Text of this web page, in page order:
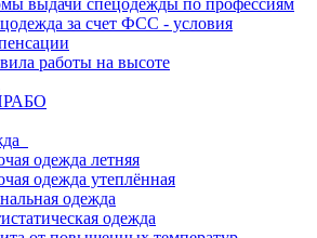
выдачи спецодежды по профессиям
за счет ФСС - условия
работы на высоте
одежда летняя
одежда утеплённая
одежда
одежда